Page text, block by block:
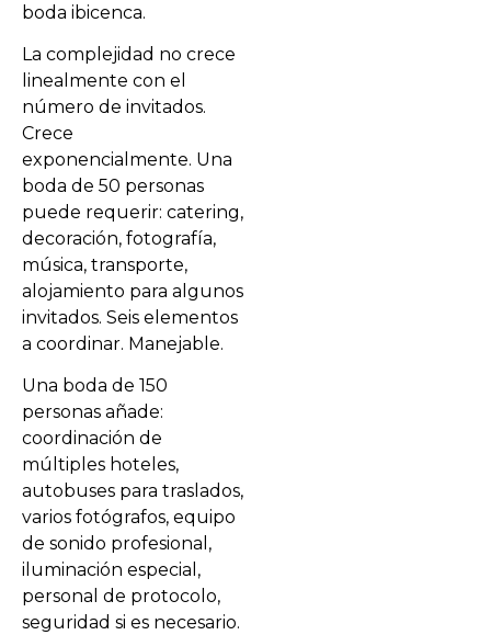
boda ibicenca.
La complejidad no crece
linealmente con el
número de invitados.
Crece
exponencialmente. Una
boda de 50 personas
puede requerir: catering,
decoración, fotografía,
música, transporte,
alojamiento para algunos
invitados. Seis elementos
a coordinar. Manejable.
Una boda de 150
personas añade:
coordinación de
múltiples hoteles,
autobuses para traslados,
varios fotógrafos, equipo
de sonido profesional,
iluminación especial,
personal de protocolo,
seguridad si es necesario.